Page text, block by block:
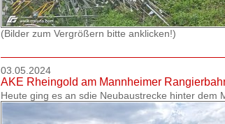
(Bilder zum Vergrößern bitte anklicken!)
03.05.2024
AKE Rheingold am Mannheimer
Heute ging es an sdie Neubaustrecke hinter dem